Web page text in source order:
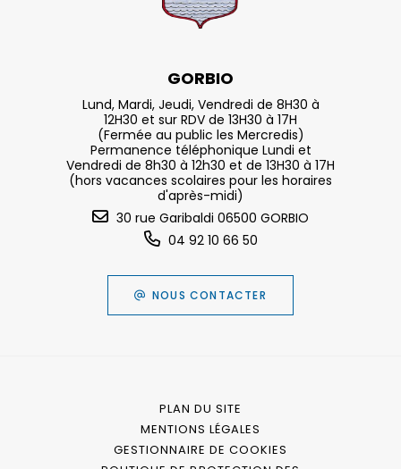
GORBIO
Lund, Mardi, Jeudi, Vendredi de 8H30 à
12H30 et sur RDV de 13H30 à 17H
(Fermée au public les Mercredis)
Permanence téléphonique Lundi et
Vendredi de 8h30 à 12h30 et de 13H30 à 17H
(hors vacances scolaires pour les horaires
d'après-midi)
30 rue Garibaldi 06500 GORBIO
04 92 10 66 50
NOUS CONTACTER
PLAN DU SITE
MENTIONS LÉGALES
GESTIONNAIRE DE COOKIES